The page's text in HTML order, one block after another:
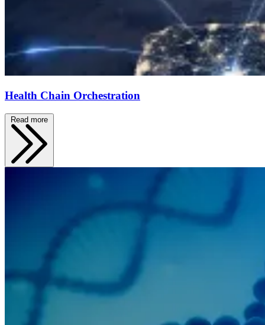
Health Chain Orchestration
Read more